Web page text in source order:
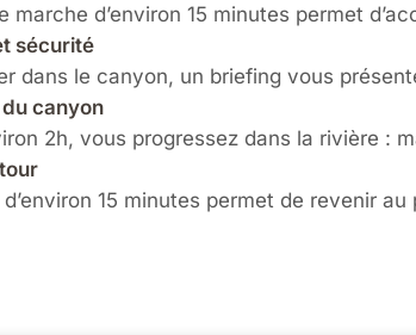
marche d’environ 15 minutes permet
sécurité
dans le canyon, un briefing vous
canyon
2h, vous progressez dans la rivière :
15 minutes permet de revenir